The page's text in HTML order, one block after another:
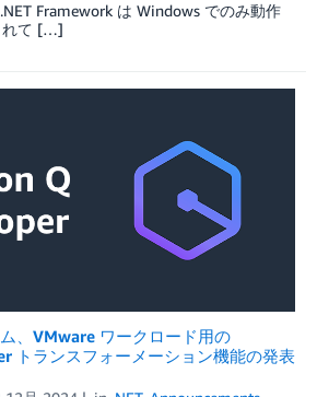
Framework は Windows でのみ動作
れて […]
、VMware ワークロード用の
トランスフォーメーション機能の発表